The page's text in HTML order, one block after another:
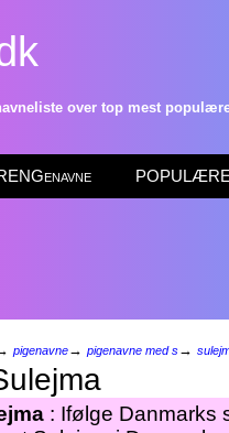
over top mest
POPULÆRE
pigenavne→ pigenavne med s→
: Ifølge Danmarks